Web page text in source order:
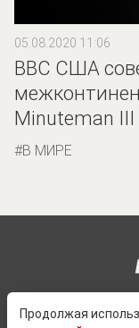
05.08.2020 11:06
ВВС США
Minuteman III
В МИРЕ
Продолжая